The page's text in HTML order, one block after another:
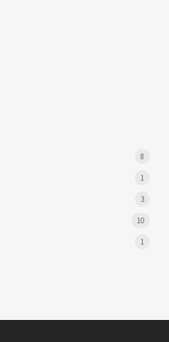
8
1
3
10
1